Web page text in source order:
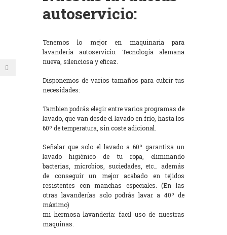
autoservicio:
Tenemos lo mejor en maquinaria para
lavandería autoservicio. Tecnología alemana
nueva, silenciosa y eficaz.
Disponemos de varios tamaños para cubrir tus
necesidades:
Tambien podrás elegir entre varios programas de
lavado, que van desde el lavado en frío, hasta los
60º de temperatura, sin coste adicional.
Señalar que solo el lavado a 60º garantiza un
lavado higiénico de tu ropa, eliminando
bacterias, microbios, suciedades, etc… además
de conseguir un mejor acabado en tejidos
resistentes con manchas especiales. (En las
otras lavanderías solo podrás lavar a 40º de
máximo)
mi hermosa lavandería: facil uso de nuestras
maquinas.